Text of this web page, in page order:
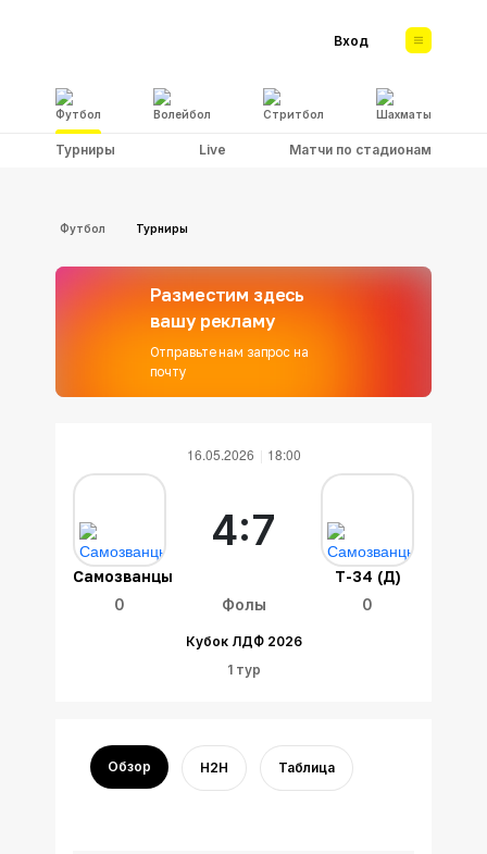
Футбол Волейбол Стритбол Шахматы
Вход
Турниры Live Матчи по стадионам
Футбол Турниры
Разместим здесь
вашу рекламу
Отправьте нам запрос на
почту
16.05.2026 18:00
Самозванцы Т-34 (Д)
4:7
Кубок ЛДФ 2026
1 тур
Фолы
0 0
Обзор H2H Таблица